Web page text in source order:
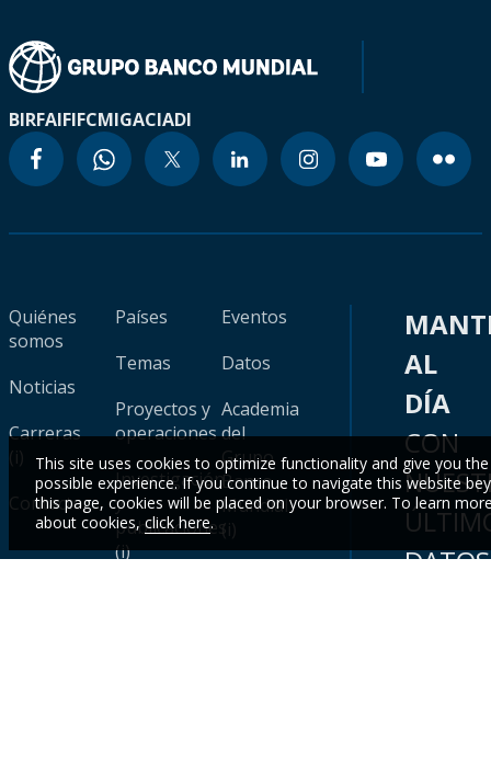
BIRFAIFIFCMIGACIADI
Quiénes
somos
Noticias
Carreras
(i)
Contacto
Países
Temas
Proyectos y
operaciones
Investigación
y
publicaciones
(i)
Eventos
Datos
Academia
del
Grupo
Banco
Mundial
(i)
AL
DÍA
CON
DATOS
This site uses cookies to optimize functionality and give you
possible experience. If you continue to navigate this website
this page, cookies will be placed on your browser. To learn
about cookies,click here.